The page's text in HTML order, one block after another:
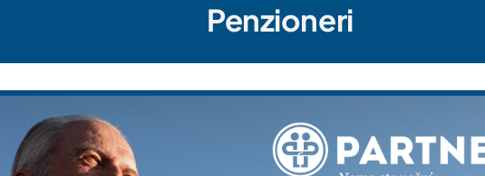
Penzioneri